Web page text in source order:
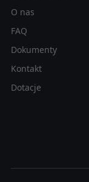
O nas
FAQ
Dokumenty
Kontakt
Dotacje